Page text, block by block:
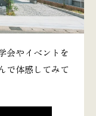
会やイベントを
で体感してみて